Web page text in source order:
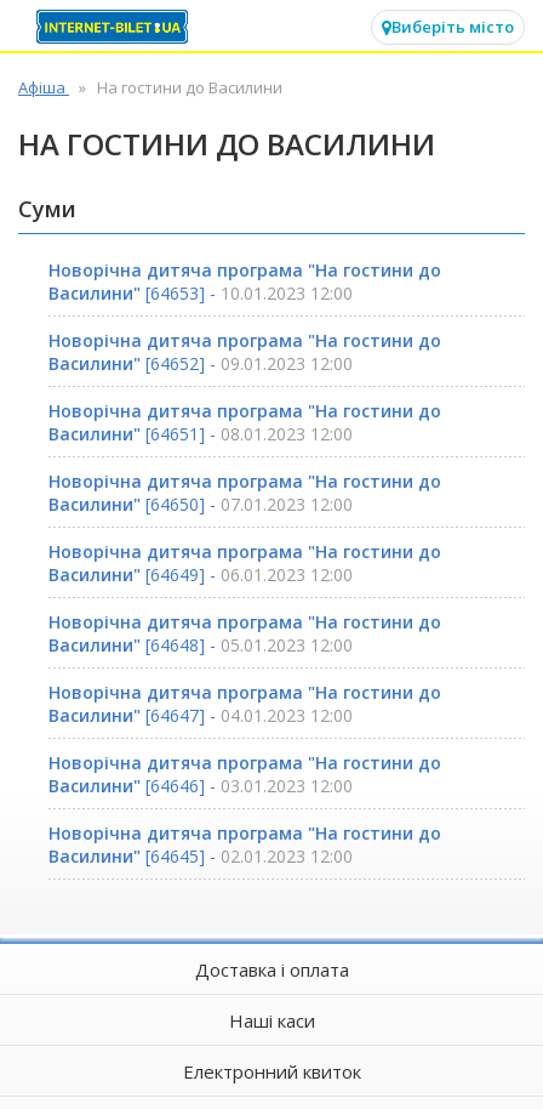
Виберіть місто
Афіша На гостини до Василини
НА ГОСТИНИ ДО ВАСИЛИНИ
Суми
Новорічна дитяча програма "На гостини до
Василини" [64653] - 10.01.2023 12:00
Новорічна дитяча програма "На гостини до
Василини" [64652] - 09.01.2023 12:00
Новорічна дитяча програма "На гостини до
Василини" [64651] - 08.01.2023 12:00
Новорічна дитяча програма "На гостини до
Василини" [64650] - 07.01.2023 12:00
Новорічна дитяча програма "На гостини до
Василини" [64649] - 06.01.2023 12:00
Новорічна дитяча програма "На гостини до
Василини" [64648] - 05.01.2023 12:00
Новорічна дитяча програма "На гостини до
Василини" [64647] - 04.01.2023 12:00
Новорічна дитяча програма "На гостини до
Василини" [64646] - 03.01.2023 12:00
Новорічна дитяча програма "На гостини до
Василини" [64645] - 02.01.2023 12:00
Доставка і оплата
Наші каси
Електронний квиток